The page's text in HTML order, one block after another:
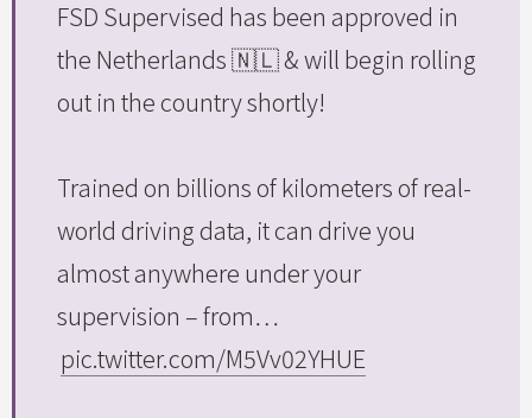
FSD Supervised has been approved in
the Netherlands 🇳🇱 & will begin rolling
out in the country shortly!
Trained on billions of kilometers of real-
world driving data, it can drive you
almost anywhere under your
supervision – from…
pic.twitter.com/M5Vv02YHUE